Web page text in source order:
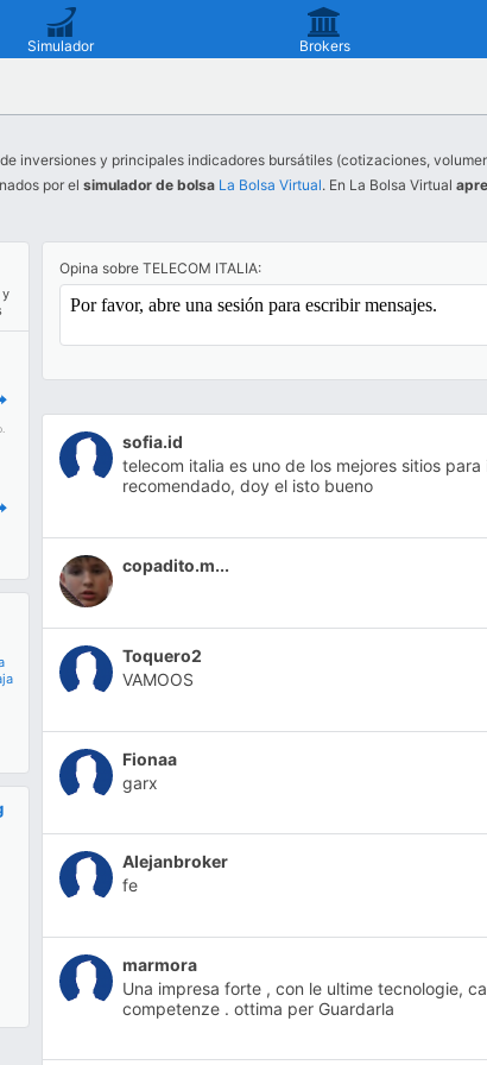
Simulador Brokers
inversiones y principales indicadores bursátiles (cotizaciones,
por el simulador de bolsa La Bolsa Virtual. En La Bolsa Virtual
y
Opina sobre TELECOM ITALIA:
sofia.id
telecom italia es uno de los mejores sitios para
recomendado, doy el isto bueno
copadito.m...
Toquero2
VAMOOS
Fionaa
garx
Alejanbroker
fe
marmora
Una impresa forte , con le ultime tecnologie,
competenze . ottima per Guardarla